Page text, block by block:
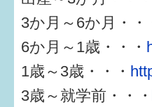
3か月～6か月・・
6か月～1歳・・・
1歳～3歳・・・
3歳～就学前・・・